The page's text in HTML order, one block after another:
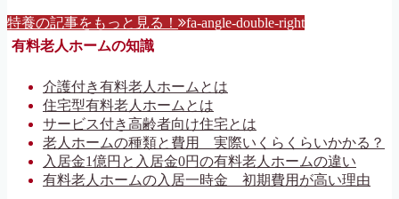
特養の記事をもっと見る！ fa-angle-double-right
有料老人ホームの知識
介護付き有料老人ホームとは
住宅型有料老人ホームとは
サービス付き高齢者向け住宅とは
老人ホームの種類と費用 実際いくらくらいかかる？
入居金1億円と入居金0円の有料老人ホームの違い
有料老人ホームの入居一時金 初期費用が高い理由